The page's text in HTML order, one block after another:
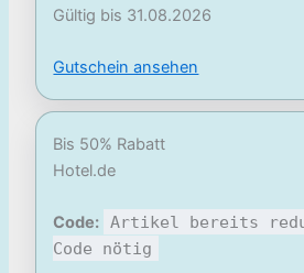
Gültig bis 31.08.2026
Gutschein ansehen
Bis 50% Rabatt
Hotel.de
Code:
Artikel bereits
Code nötig